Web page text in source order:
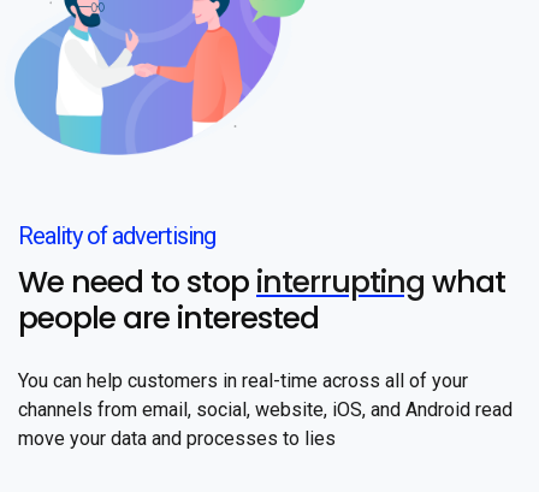
Reality of advertising
We need to stop interrupting what
people are interested
You can help customers in real-time across all of your
channels from email, social, website, iOS, and Android read
move your data and processes to lies